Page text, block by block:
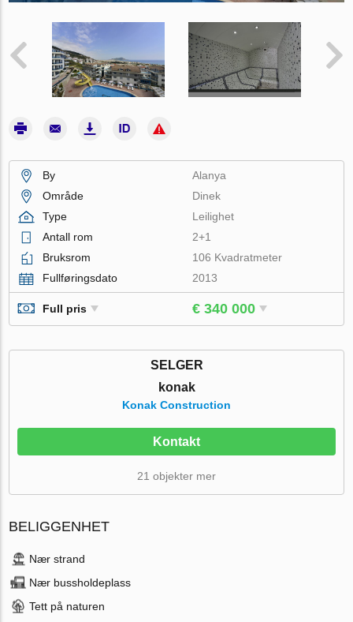
By
Alanya
Område
Dinek
Type
Leilighet
Antall rom
2+1
Bruksrom
106 Kvadratmeter
Fullføringsdato
2013
Full pris € 340 000
SELGER
konak
Konak Construction
Kontakt
21 objekter mer
BELIGGENHET
Nær strand
Nær bussholdeplass
Tett på naturen